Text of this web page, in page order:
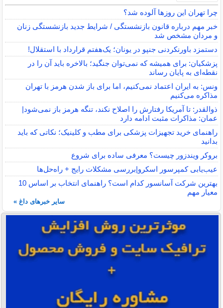
چرا تهران این روزها آلوده شد؟
خبر مهم درباره قانون بازنشستگی / شرایط جدید بازنشستگی زنان
و مردان مشخص شد
دستمزد باورنکردنی جنپو در یونان؛ یک‌هفتم قرارداد با استقلال!
پزشکیان: برای همیشه که نمی‌توان جنگید؛ بالاخره باید آن را در
نقطه‌ای به پایان رساند
ونس: به ایران اعتماد نمی‌کنیم، اما برای باز شدن هرمز با تهران
مذاکره می‌کنیم
ذوالقدر: تا آمریکا رفتارش را اصلاح نکند، تنگه هرمز باز نمی‌شود|
عمان: مذاکرات مثبت ادامه دارد
راهنمای خرید تجهیزات پزشکی برای مطب و کلینیک؛ نکاتی که باید
بدانید
بروکر ویندزور چیست؟ معرفی ساده برای شروع
عیب‌یابی کمپرسور اسکرو|بررسی مشکلات رایج + راه‌حل‌ها
بهترین شرکت آسانسور کدام است؟ راهنمای انتخاب بر اساس 10
معیار مهم
سایر خبرهای داغ »